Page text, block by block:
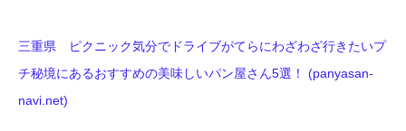
三重県 ピクニック気分でドライブがてらにわざわざ行きたいプ
チ秘境にあるおすすめの美味しいパン屋さん5選！ (panyasan-
navi.net)